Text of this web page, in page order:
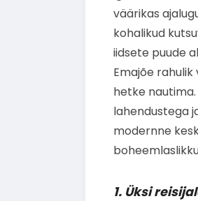
väärikas
kohalikud
iidsete puude
Emajõe
hetke
lahendustega
modernne
1. Üksi